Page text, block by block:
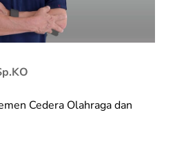
Cedera Olahraga dan